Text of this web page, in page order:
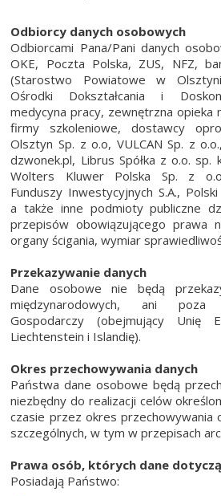
Odbiorcy danych osobowych
Odbiorcami Pana/Pani danych
OKE, Poczta Polska, ZUS, NFZ,
(Starostwo Powiatowe w
Ośrodki Dokształcania i
medycyna pracy, zewnętrzna opieka
firmy szkoleniowe, dostawcy
Olsztyn Sp. z o.o, VULCAN Sp. z
dzwonek.pl, Librus Spółka z o.o. sp.
Wolters Kluwer Polska Sp. z
Funduszy Inwestycyjnych S.A.,
a także inne podmioty publiczne
przepisów obowiązującego prawa
organy ścigania, wymiar
Przekazywanie danych
Dane osobowe nie będą
międzynarodowych, ani poza
Gospodarczy (obejmujący Unię
Liechtenstein i Islandię).
Okres przechowywania danych
Państwa dane osobowe będą
niezbędny do realizacji celów
czasie przez okres przechowywania
szczególnych, w tym w przepisach
Prawa osób, których dane dotyczą
Posiadają Państwo: